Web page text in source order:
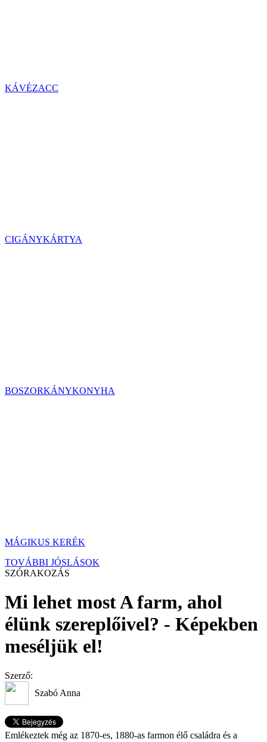
KÁVÉZACC
CIGÁNYKÁRTYA
BOSZORKÁNYKONYHA
MÁGIKUS KERÉK
TOVÁBBI JÓSLÁSOK
SZÓRAKOZÁS
Mi lehet most A farm, ahol
élünk szereplőivel? - Képekben
meséljük el!
Szerző:
Szabó Anna
Emlékeztek még az 1870-es, 1880-as farmon élő családra és a